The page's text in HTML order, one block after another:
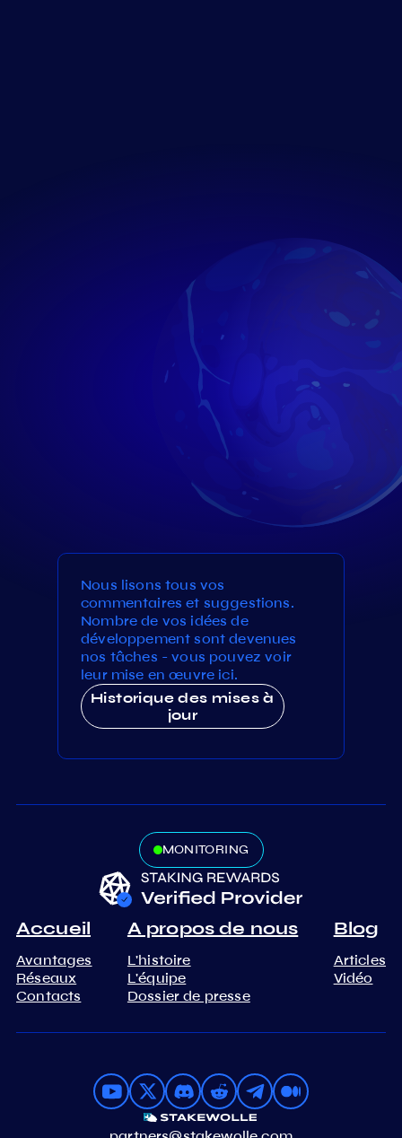
Nous lisons tous vos
commentaires et suggestions.
Nombre de vos idées de
développement sont devenues
nos tâches - vous pouvez voir
leur mise en œuvre ici.
Historique des mises à
jour
MONITORING
Accueil
Avantages
Réseaux
Contacts
A propos de nous
L'histoire
L'équipe
Dossier de presse
Blog
Articles
Vidéo